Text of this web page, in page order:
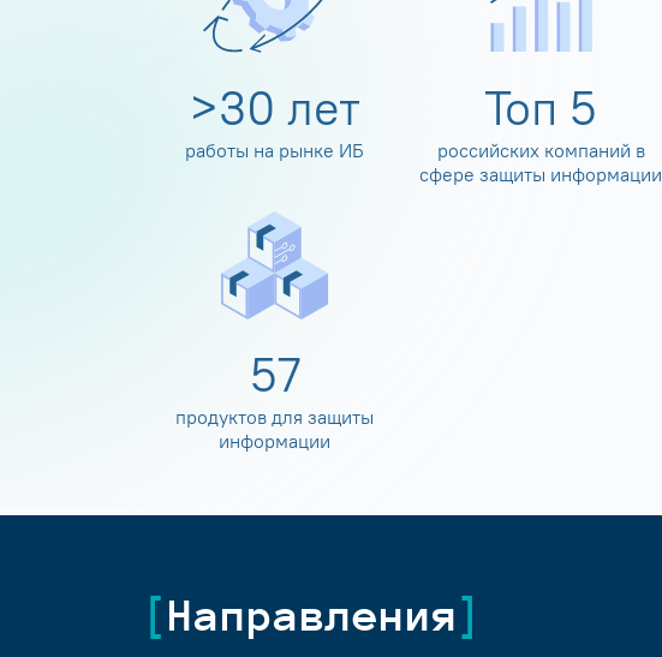
>30 лет
работы на рынке ИБ
Топ 5
российских компаний в
сфере защиты информации
60
продуктов для защиты
информации
Направления